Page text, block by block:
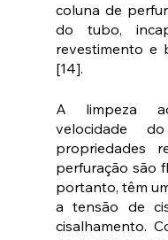
coluna de
do tubo,
revestimento e
[14].
A limpeza
velocidade
propriedades
perfuração são
portanto, têm
a tensão de
cisalhamento.